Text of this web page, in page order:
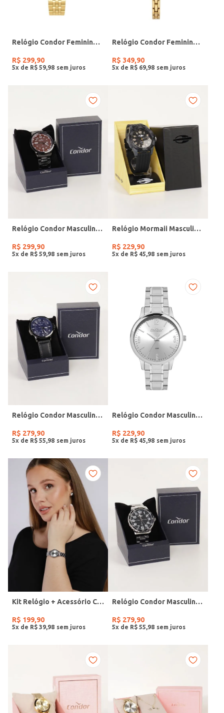
Relógio Condor Feminino DOURADO
R$ 299,90
5x de R$ 59 98
Relógio Condor Feminino DOURADO
R$ 349,90
5x de R$ 69 98
Relógio Condor Masculino PRETO
R$ 299,90
5x de R$ 59 98
Relógio Mormaii Masculino PRETO
R$ 229,90
5x de R$ 45 98
Relógio Condor Masculino PRETO
R$ 279,90
5x de R$ 55 98
Relógio Condor Masculino PRATA
R$ 229,90
5x de R$ 45 98
Kit Relógio + Acessório Condor Feminino PRATA
R$ 199,90
5x de R$ 39 98
Relógio Condor Masculino PRATA
R$ 279,90
5x de R$ 55 98